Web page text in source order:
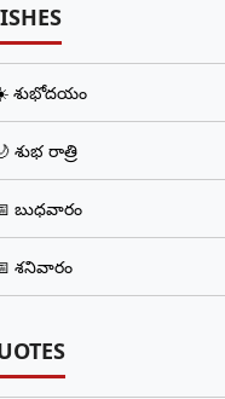
శుభోదయం
శుభ రాత్రి
బుధవారం
శనివారం